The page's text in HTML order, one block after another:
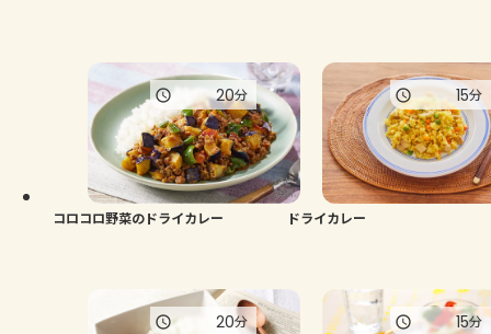
トーク
よくあるお問い合わせ
お買い物
コロコロ野菜のドライカレー
20分
ドライカレー
15分
20分 15分